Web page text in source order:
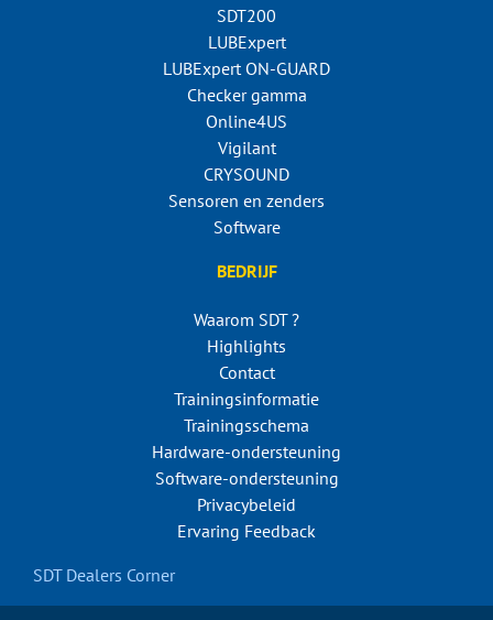
SDT200
LUBExpert
LUBExpert ON-GUARD
Checker gamma
Online4US
Vigilant
CRYSOUND
Sensoren en zenders
Software
BEDRIJF
Waarom SDT ?
Highlights
Contact
Trainingsinformatie
Trainingsschema
Hardware-ondersteuning
Software-ondersteuning
Privacybeleid
Ervaring Feedback
SDT Dealers Corner